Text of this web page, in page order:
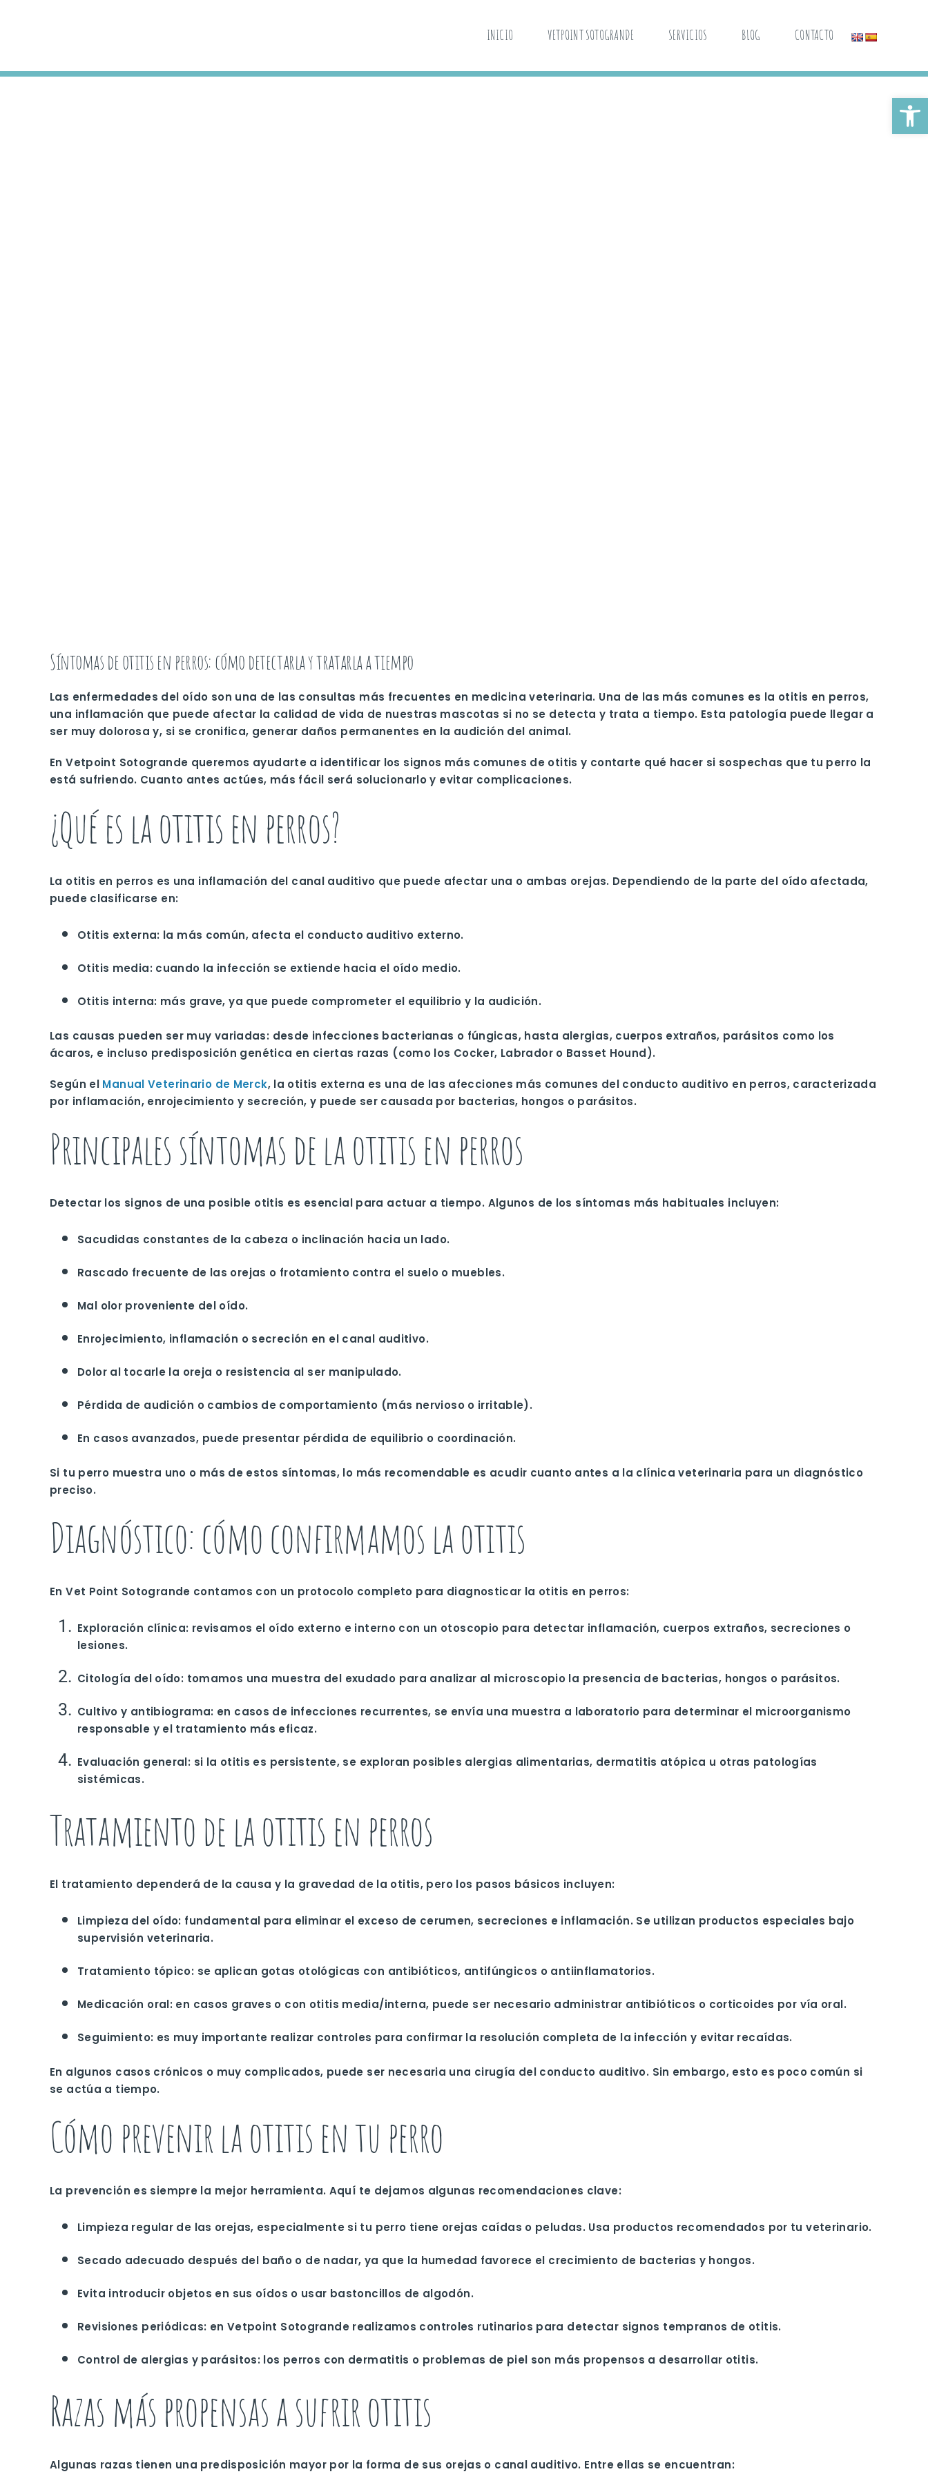
INICIO VETPOINT SOTOGRANDE SERVICIOS BLOG CONTACTO
Síntomas de otitis en perros: cómo detectarla y tratarla a tiempo
Las enfermedades del oído son una de las consultas más frecuentes en medicina veterinaria. Una de las más comunes es la otitis en perros,
una inflamación que puede afectar la calidad de vida de nuestras mascotas si no se detecta y trata a tiempo. Esta patología puede llegar a
ser muy dolorosa y, si se cronifica, generar daños permanentes en la audición del animal.
En Vetpoint Sotogrande queremos ayudarte a identificar los signos más comunes de otitis y contarte qué hacer si sospechas que tu perro la
está sufriendo. Cuanto antes actúes, más fácil será solucionarlo y evitar complicaciones.
¿Qué es la otitis en perros?
La otitis en perros es una inflamación del canal auditivo que puede afectar una o ambas orejas. Dependiendo de la parte del oído afectada,
puede clasificarse en:
Otitis externa: la más común, afecta el conducto auditivo externo.
Otitis media: cuando la infección se extiende hacia el oído medio.
Otitis interna: más grave, ya que puede comprometer el equilibrio y la audición.
Las causas pueden ser muy variadas: desde infecciones bacterianas o fúngicas, hasta alergias, cuerpos extraños, parásitos como los
ácaros, e incluso predisposición genética en ciertas razas (como los Cocker, Labrador o Basset Hound).
Según el Manual Veterinario de Merck, la otitis externa es una de las afecciones más comunes del conducto auditivo en perros, caracterizada
por inflamación, enrojecimiento y secreción, y puede ser causada por bacterias, hongos o parásitos.
Principales síntomas de la otitis en perros
Detectar los signos de una posible otitis es esencial para actuar a tiempo. Algunos de los síntomas más habituales incluyen:
Sacudidas constantes de la cabeza o inclinación hacia un lado.
Rascado frecuente de las orejas o frotamiento contra el suelo o muebles.
Mal olor proveniente del oído.
Enrojecimiento, inflamación o secreción en el canal auditivo.
Dolor al tocarle la oreja o resistencia al ser manipulado.
Pérdida de audición o cambios de comportamiento (más nervioso o irritable).
En casos avanzados, puede presentar pérdida de equilibrio o coordinación.
Si tu perro muestra uno o más de estos síntomas, lo más recomendable es acudir cuanto antes a la clínica veterinaria para un diagnóstico
preciso.
Diagnóstico: cómo confirmamos la otitis
En Vet Point Sotogrande contamos con un protocolo completo para diagnosticar la otitis en perros:
Exploración clínica: revisamos el oído externo e interno con un otoscopio para detectar inflamación, cuerpos extraños, secreciones o
lesiones.
Citología del oído: tomamos una muestra del exudado para analizar al microscopio la presencia de bacterias, hongos o parásitos.
Cultivo y antibiograma: en casos de infecciones recurrentes, se envía una muestra a laboratorio para determinar el microorganismo
responsable y el tratamiento más eficaz.
Evaluación general: si la otitis es persistente, se exploran posibles alergias alimentarias, dermatitis atópica u otras patologías
sistémicas.
Tratamiento de la otitis en perros
El tratamiento dependerá de la causa y la gravedad de la otitis, pero los pasos básicos incluyen:
Limpieza del oído: fundamental para eliminar el exceso de cerumen, secreciones e inflamación. Se utilizan productos especiales bajo
supervisión veterinaria.
Tratamiento tópico: se aplican gotas otológicas con antibióticos, antifúngicos o antiinflamatorios.
Medicación oral: en casos graves o con otitis media/interna, puede ser necesario administrar antibióticos o corticoides por vía oral.
Seguimiento: es muy importante realizar controles para confirmar la resolución completa de la infección y evitar recaídas.
En algunos casos crónicos o muy complicados, puede ser necesaria una cirugía del conducto auditivo. Sin embargo, esto es poco común si
se actúa a tiempo.
Cómo prevenir la otitis en tu perro
La prevención es siempre la mejor herramienta. Aquí te dejamos algunas recomendaciones clave:
Limpieza regular de las orejas, especialmente si tu perro tiene orejas caídas o peludas. Usa productos recomendados por tu veterinario.
Secado adecuado después del baño o de nadar, ya que la humedad favorece el crecimiento de bacterias y hongos.
Evita introducir objetos en sus oídos o usar bastoncillos de algodón.
Revisiones periódicas: en Vetpoint Sotogrande realizamos controles rutinarios para detectar signos tempranos de otitis.
Control de alergias y parásitos: los perros con dermatitis o problemas de piel son más propensos a desarrollar otitis.
Razas más propensas a sufrir otitis
Algunas razas tienen una predisposición mayor por la forma de sus orejas o canal auditivo. Entre ellas se encuentran:
Abrir